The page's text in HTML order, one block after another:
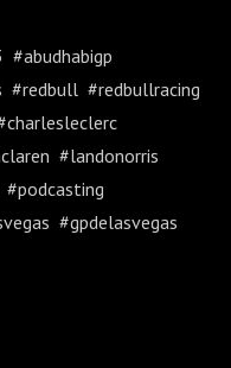
#redbull #redbullracing
#landonorris
#gpdelasvegas